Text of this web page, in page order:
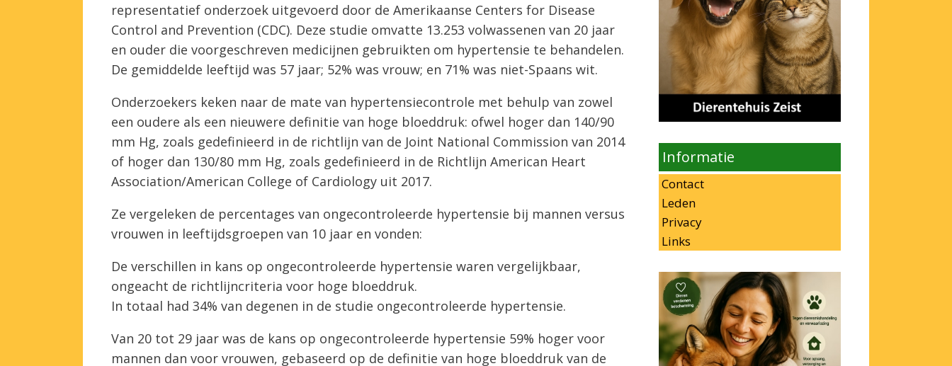
representatief onderzoek uitgevoerd door de Amerikaanse Centers for Disease
Control and Prevention (CDC). Deze studie omvatte 13.253 volwassenen van 20 jaar
en ouder die voorgeschreven medicijnen gebruikten om hypertensie te behandelen.
De gemiddelde leeftijd was 57 jaar; 52% was vrouw; en 71% was niet-Spaans wit.
Onderzoekers keken naar de mate van hypertensiecontrole met behulp van zowel
een oudere als een nieuwere definitie van hoge bloeddruk: ofwel hoger dan 140/90
mm Hg, zoals gedefinieerd in de richtlijn van de Joint National Commission van 2014
of hoger dan 130/80 mm Hg, zoals gedefinieerd in de Richtlijn American Heart
Association/American College of Cardiology uit 2017.
Ze vergeleken de percentages van ongecontroleerde hypertensie bij mannen versus
vrouwen in leeftijdsgroepen van 10 jaar en vonden:
De verschillen in kans op ongecontroleerde hypertensie waren vergelijkbaar,
ongeacht de richtlijncriteria voor hoge bloeddruk.
In totaal had 34% van degenen in de studie ongecontroleerde hypertensie.
Van 20 tot 29 jaar was de kans op ongecontroleerde hypertensie 59% hoger voor
mannen dan voor vrouwen, gebaseerd op de definitie van hoge bloeddruk van de
Informatie
Contact
Leden
Privacy
Links